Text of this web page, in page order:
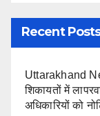
Recent
Uttarakhand
शिकायतों में
अधिकारियों को